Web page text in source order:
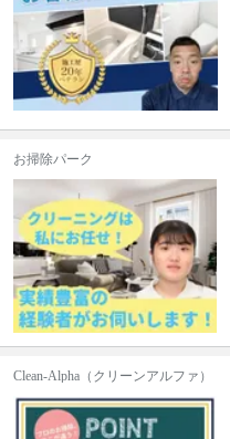
お掃除パーク
Clean-Alpha（クリーンアルファ）